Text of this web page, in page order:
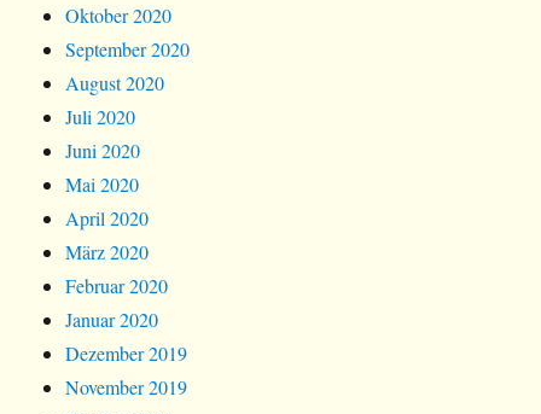
Oktober 2020
September 2020
August 2020
Juli 2020
Juni 2020
Mai 2020
April 2020
März 2020
Februar 2020
Januar 2020
Dezember 2019
November 2019